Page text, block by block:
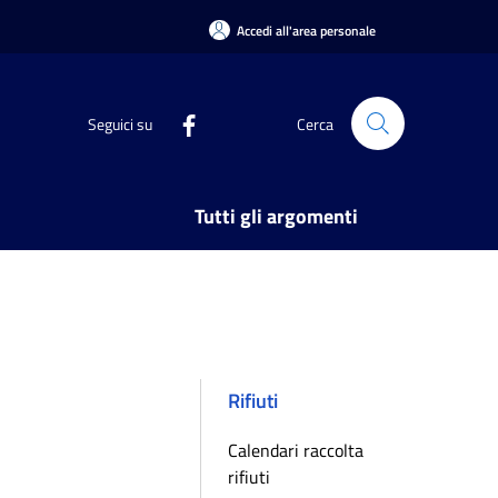
Accedi all'area personale
Seguici su Cerca
Tutti gli argomenti
Rifiuti
Calendari raccolta
rifiuti